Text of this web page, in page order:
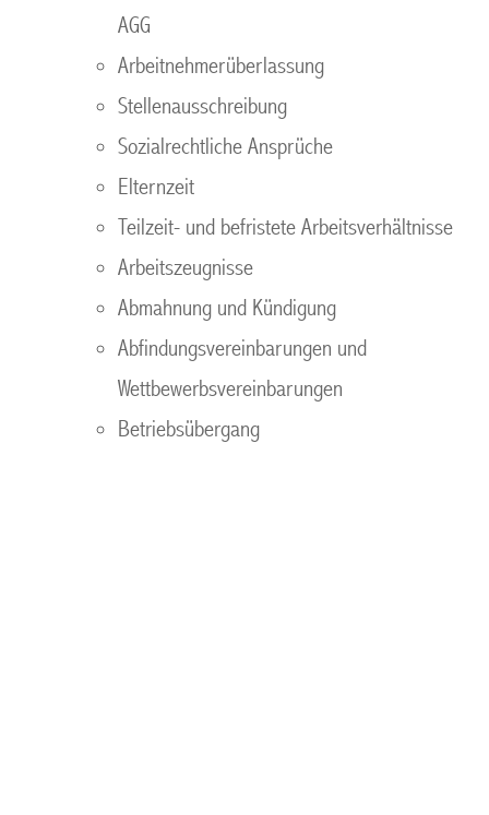
AGG
Arbeitnehmerüberlassung
Stellenausschreibung
Sozialrechtliche Ansprüche
Elternzeit
Teilzeit- und befristete Arbeitsverhältnisse
Arbeitszeugnisse
Abmahnung und Kündigung
Abfindungsvereinbarungen und
Wettbewerbsvereinbarungen
Betriebsübergang